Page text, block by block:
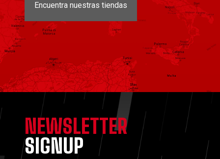
Encuentra nuestras tiendas
NEWSLETTER
SIGNUP